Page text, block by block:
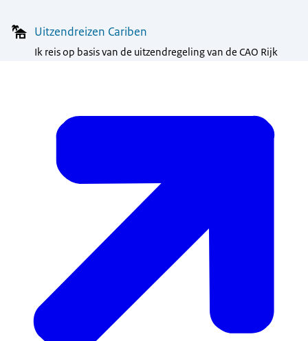
Uitzendreizen Cariben
Ik reis op basis van de uitzendregeling van de CAO Rijk